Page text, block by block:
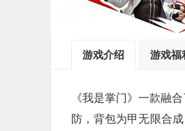
游戏介绍 游戏福
《我是掌门》一款融
防，背包为甲无限合